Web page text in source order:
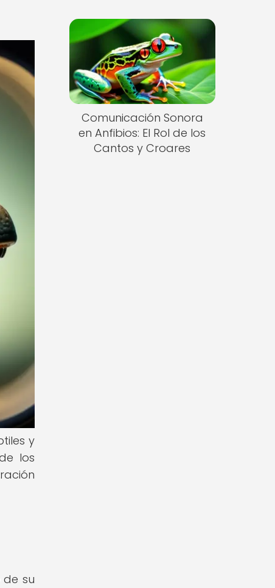
y
los
su
Comunicación Sonora
en Anfibios: El Rol de los
Cantos y Croares